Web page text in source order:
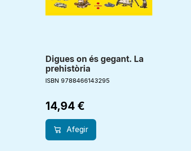
Digues on és gegant. La
prehistòria
ISBN 9788466143295
14,94€
Afegir